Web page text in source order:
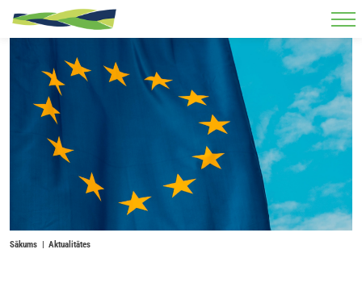
Skip to main content
Sākums Aktualitātes